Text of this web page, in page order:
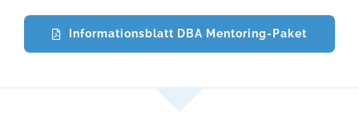
Informationsblatt DBA Mentoring-Paket